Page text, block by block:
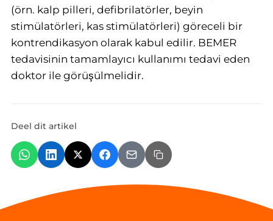
(örn. kalp pilleri, defibrilatörler, beyin
stimülatörleri, kas stimülatörleri) göreceli bir
kontrendikasyon olarak kabul edilir. BEMER
tedavisinin tamamlayıcı kullanımı tedavi eden
doktor ile görüşülmelidir.
Deel dit artikel